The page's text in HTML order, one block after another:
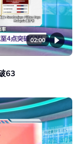
02:00
63